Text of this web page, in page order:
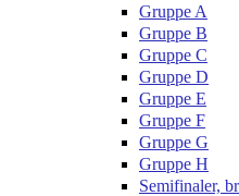
Gruppe A
Gruppe B
Gruppe C
Gruppe D
Gruppe E
Gruppe F
Gruppe G
Gruppe H
Semifinaler,